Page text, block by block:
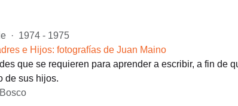
· 1974 - 1975
e Hijos: fotografías de Juan Maino
que se requieren para aprender a escribir, a fin de
de sus hijos.